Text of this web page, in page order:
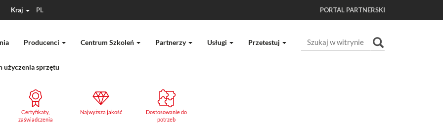
Kraj PL PORTAL PARTNERSKI
Producenci Centrum Szkoleń Partnerzy Usługi Przetestuj
użyczenia sprzętu
Szukaj
Certyfikaty,
zaświadczenia
Najwyższa jakość
Dostosowanie do
potrzeb